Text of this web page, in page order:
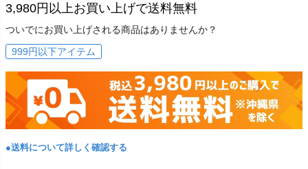
3,980円以上お買い上げで送料無料
ついでにお買い上げされる商品はありませんか？
999円以下アイテム
●送料について詳しく確認する